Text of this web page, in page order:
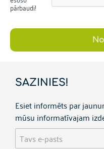
pārbaudi!
SAZINIES!
Esiet informēts par
mūsu informatīvajam
Tavs